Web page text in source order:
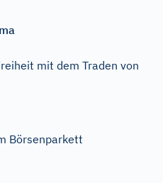
mit dem Traden von
Börsenparkett